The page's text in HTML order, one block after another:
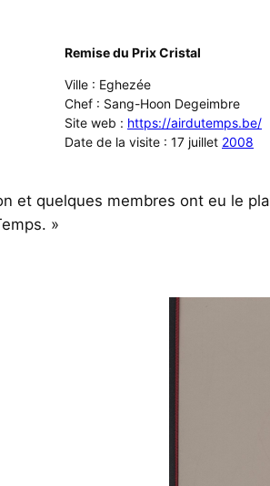
Remise du Prix Cristal
Ville : Eghezée
Chef : Sang-Hoon Degeimbre
Site web : https://airdutemps.be/
Date de la visite : 17 juillet 2008
et quelques membres ont eu le
»